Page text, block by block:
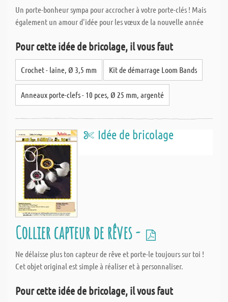
Un porte-bonheur sympa pour accrocher à votre porte-clés ! Mais
également un amour d'idée pour les vœux de la nouvelle année
Pour cette idée de bricolage, il vous faut
Crochet - laine, Ø 3,5 mm Kit de démarrage Loom Bands
Anneaux porte-clefs - 10 pces, Ø 25 mm, argenté
Idée de bricolage
Collier capteur de rêves -
Ne délaisse plus ton capteur de rêve et porte-le toujours sur toi !
Cet objet original est simple à réaliser et à personnaliser.
Pour cette idée de bricolage, il vous faut